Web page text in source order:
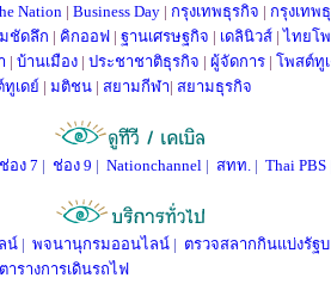
Nation | Business Day | กรุงเทพธุรกิจ | กรุงเทพ
ชัดลึก | คิกออฟ | ฐานเศรษฐกิจ | เดลินิวส์ |ไทยโ
| บ้านเมือง | ประชาชาติธุรกิจ | ผู้จัดการ | โพสต์ทู
เดย์ | มติชน | สยามกีฬา| สยามธุรกิจ
ช่อง 7 | ช่อง 9 | Nationchannel | สทท. | Thai PBS
น์ | พจนานุกรมออนไลน์ | ตรวจสลากกินแบ่งรัฐ
ตารางการเดินรถไฟ